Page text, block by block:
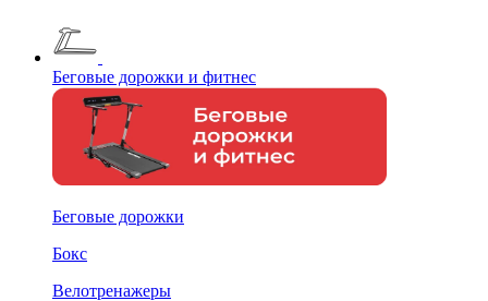
Беговые дорожки и фитнес
Беговые дорожки
Бокс
Велотренажеры